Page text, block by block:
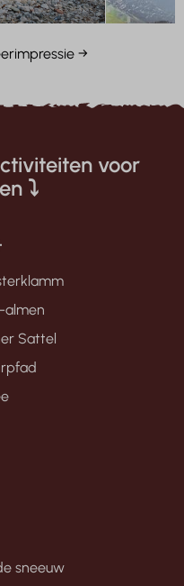
→
voor
⤵
almen
Sattel
sneeuw